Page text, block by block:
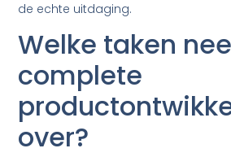
de echte uitdaging.
Welke taken
complete
over?